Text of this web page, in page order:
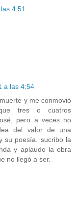
4:51
a las 4:54
y me conmovió
tres o cuatros
pero a veces no
del valor de una
su poesía. sucribo la
y aplaudo la obra
no llegó a ser.